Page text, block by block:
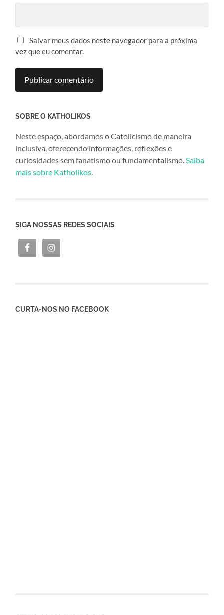
Salvar meus dados neste navegador para a próxima
vez que eu comentar.
SOBRE O KATHOLIKOS
Neste espaço, abordamos o Catolicismo de maneira
inclusiva, oferecendo informações, reflexões e
curiosidades sem fanatismo ou fundamentalismo.Saiba
mais sobre Katholikos.
SIGA NOSSAS REDES SOCIAIS
CURTA-NOS NO FACEBOOK